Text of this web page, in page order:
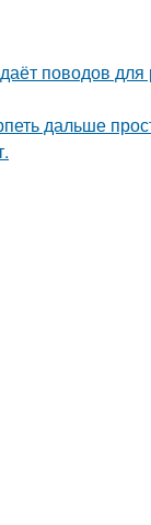
поводов для
дальше